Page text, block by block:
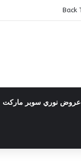
عروض نوري سوبر ماركت